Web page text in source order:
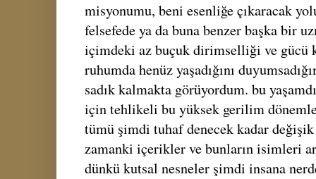
misyonumu, beni esenliğe çıkaracak
felsefede ya da buna benzer başka bir
içimdeki az buçuk dirimselliği ve gücü
ruhumda henüz yaşadığını
sadık kalmakta görüyordum. bu
için tehlikeli bu yüksek gerilim
tümü şimdi tuhaf denecek kadar
zamanki içerikler ve bunların isimleri
dünkü kutsal nesneler şimdi insana